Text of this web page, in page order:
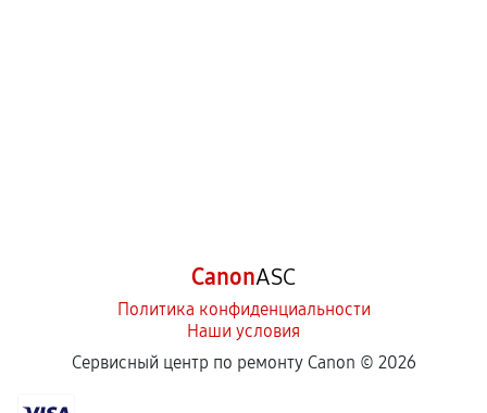
CanonASC
Политика конфиденциальности
Наши условия
Сервисный центр по ремонту Canon © 2026